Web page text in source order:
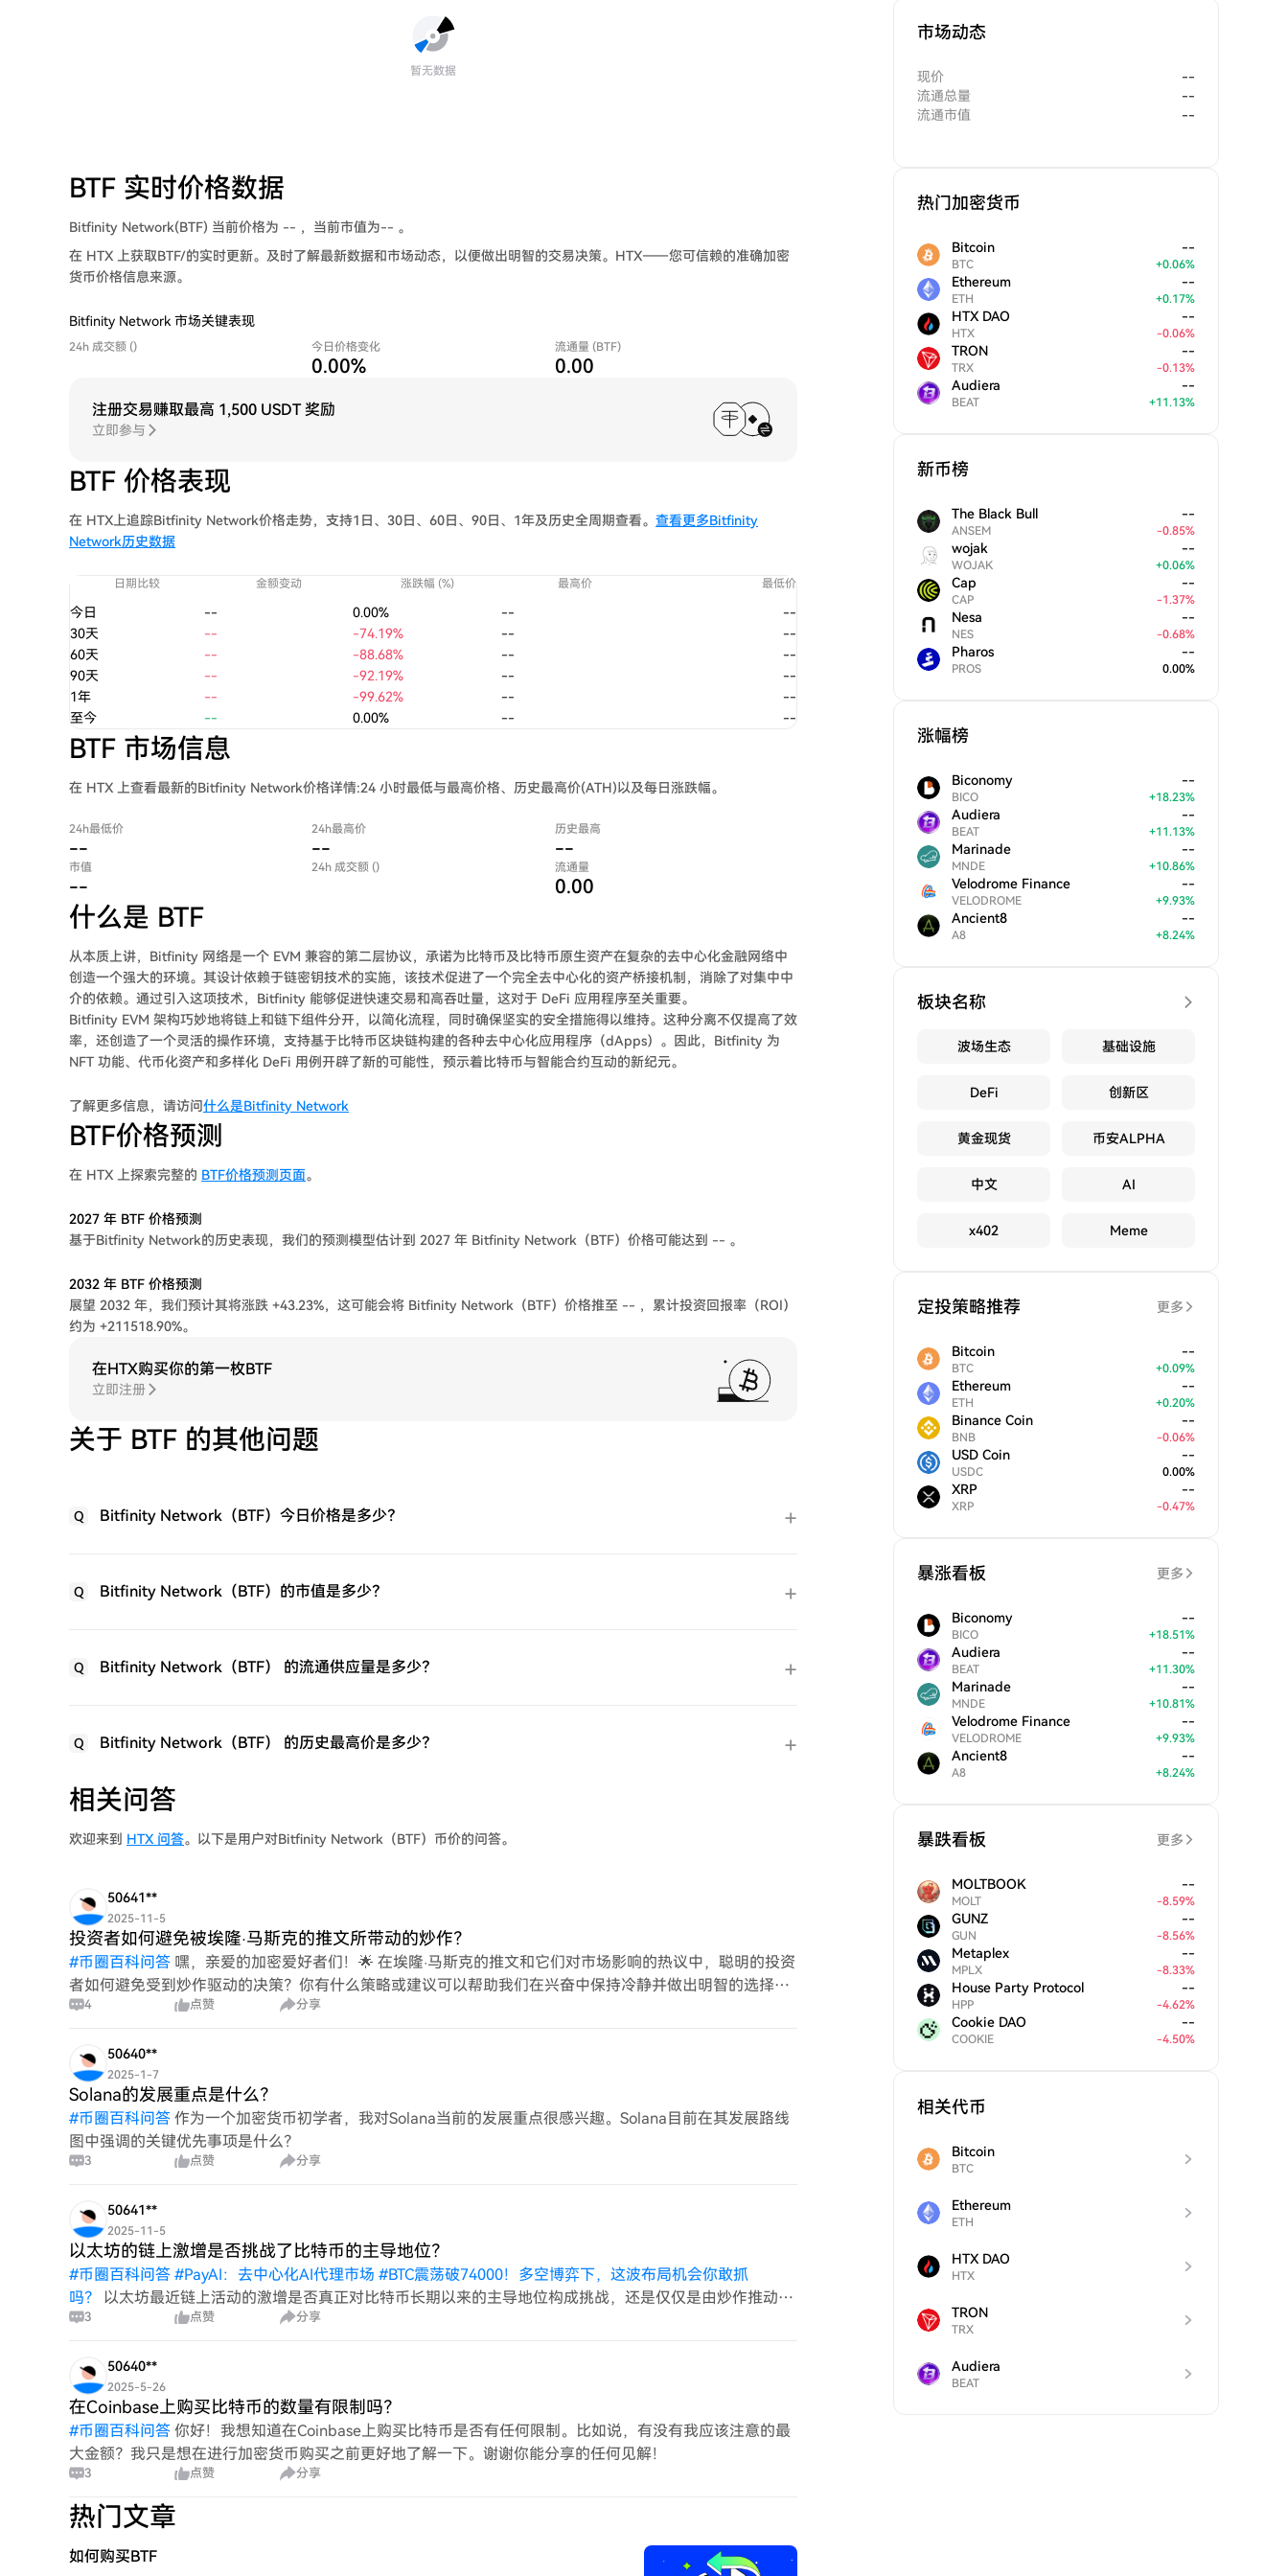
暂无数据
BTF 实时价格数据
Bitfinity Network(BTF) 当前价格为 -- ，当前市值为-- 。
在 HTX 上获取BTF/的实时更新。及时了解最新数据和市场动态，以便做出明智的交易决策。HTX——您可信赖的准确加密
货币价格信息来源。
Bitfinity Network 市场关键表现
24h 成交额 () 今日价格变化
0.00%
流通量 (BTF)
0.00
注册交易赚取最高 1,500 USDT 奖励
立即参与
BTF 价格表现
在 HTX上追踪Bitfinity Network价格走势，支持1日、30日、60日、90日、1年及历史全周期查看。 查看更多Bitfinity
Network历史数据
日期比较 金额变动 涨跌幅 (%) 最高价 最低价
今日 -- 0.00% --
--
30天
-- -74.19% --
--
60天
-- -88.68% --
--
90天
-- -92.19% --
--
1年
-- -99.62% --
--
至今
-- 0.00% -- --
BTF 市场信息
在 HTX 上查看最新的Bitfinity Network价格详情:24 小时最低与最高价格、历史最高价(ATH)以及每日涨跌幅。
24h最低价
--
24h最高价
--
历史最高
--
市值
--
24h 成交额 () 流通量
0.00
什么是 BTF
从本质上讲，Bitfinity 网络是一个 EVM 兼容的第二层协议，承诺为比特币及比特币原生资产在复杂的去中心化金融网络中
创造一个强大的环境。其设计依赖于链密钥技术的实施，该技术促进了一个完全去中心化的资产桥接机制，消除了对集中中
介的依赖。通过引入这项技术，Bitfinity 能够促进快速交易和高吞吐量，这对于 DeFi 应用程序至关重要。
Bitfinity EVM 架构巧妙地将链上和链下组件分开，以简化流程，同时确保坚实的安全措施得以维持。这种分离不仅提高了效
率，还创造了一个灵活的操作环境，支持基于比特币区块链构建的各种去中心化应用程序（dApps）。因此，Bitfinity 为
NFT 功能、代币化资产和多样化 DeFi 用例开辟了新的可能性，预示着比特币与智能合约互动的新纪元。
了解更多信息，请访问什么是Bitfinity Network
BTF价格预测
在 HTX 上探索完整的 BTF价格预测页面。
2027 年 BTF 价格预测
基于Bitfinity Network的历史表现，我们的预测模型估计到 2027 年 Bitfinity Network（BTF）价格可能达到 -- 。
2032 年 BTF 价格预测
展望 2032 年，我们预计其将涨跌 +43.23%，这可能会将 Bitfinity Network（BTF）价格推至 -- ，累计投资回报率（ROI）
约为 +211518.90%。
在HTX购买你的第一枚BTF
立即注册
关于 BTF 的其他问题
Q Bitfinity Network（BTF）今日价格是多少？
Q Bitfinity Network（BTF）的市值是多少？
Q Bitfinity Network（BTF） 的流通供应量是多少？
Q Bitfinity Network（BTF） 的历史最高价是多少？
相关问答
欢迎来到 HTX 问答。以下是用户对Bitfinity Network（BTF）币价的问答。
50641**
2025-11-5
投资者如何避免被埃隆·马斯克的推文所带动的炒作？
#币圈百科问答 嘿，亲爱的加密爱好者们！🌟 在埃隆·马斯克的推文和它们对市场影响的热议中，聪明的投资
者如何避免受到炒作驱动的决策？你有什么策略或建议可以帮助我们在兴奋中保持冷静并做出明智的选择？
让我们分享我们的见解吧
4 点赞 分享
50640**
2025-1-7
Solana的发展重点是什么？
#币圈百科问答 作为一个加密货币初学者，我对Solana当前的发展重点很感兴趣。Solana目前在其发展路线
图中强调的关键优先事项是什么？
3 点赞 分享
50641**
2025-11-5
以太坊的链上激增是否挑战了比特币的主导地位？
#币圈百科问答 #PayAI：去中心化AI代理市场 #BTC震荡破74000！多空博弈下，这波布局机会你敢抓
吗？
以太坊最近链上活动的激增是否真正对比特币长期以来的主导地位构成挑战，还是仅仅是由炒作推动的
暂时波动？随着加密货币市场的发展，以太坊能否维持这种势头并重新定义其地位，还是比特币将继续在市
3 点赞 分享
50640**
2025-5-26
在Coinbase上购买比特币的数量有限制吗？
#币圈百科问答 你好！我想知道在Coinbase上购买比特币是否有任何限制。比如说，有没有我应该注意的最
大金额？我只是想在进行加密货币购买之前更好地了解一下。谢谢你能分享的任何见解！
3 点赞 分享
热门文章
如何购买BTF
市场动态
现价
--
流通总量
--
流通市值
--
热门加密货币
Bitcoin
BTC
--
+0.06%
Ethereum
ETH
--
+0.17%
HTX DAO
HTX
--
-0.06%
TRON
TRX
--
-0.13%
Audiera
BEAT
--
+11.13%
新币榜
The Black Bull
ANSEM
--
-0.85%
wojak
WOJAK
--
+0.06%
Cap
CAP
--
-1.37%
Nesa
NES
--
-0.68%
Pharos
PROS
--
0.00%
涨幅榜
Biconomy
BICO
--
+18.23%
Audiera
BEAT
--
+11.13%
Marinade
MNDE
--
+10.86%
Velodrome Finance
VELODROME
--
+9.93%
Ancient8
A8
--
+8.24%
板块名称
波场生态 基础设施
DeFi 创新区
黄金现货 币安ALPHA
中文 AI
x402 Meme
定投策略推荐 更多
Bitcoin
BTC
--
+0.09%
Ethereum
ETH
--
+0.20%
Binance Coin
BNB
--
-0.06%
USD Coin
USDC
--
0.00%
XRP
XRP
--
-0.47%
暴涨看板 更多
Biconomy
BICO
--
+18.51%
Audiera
BEAT
--
+11.30%
Marinade
MNDE
--
+10.81%
Velodrome Finance
VELODROME
--
+9.93%
Ancient8
A8
--
+8.24%
暴跌看板 更多
MOLTBOOK
MOLT
--
-8.59%
GUNZ
GUN
--
-8.56%
Metaplex
MPLX
--
-8.33%
House Party Protocol
HPP
--
-4.62%
Cookie DAO
COOKIE
--
-4.50%
相关代币
Bitcoin
BTC
Ethereum
ETH
HTX DAO
HTX
TRON
TRX
Audiera
BEAT